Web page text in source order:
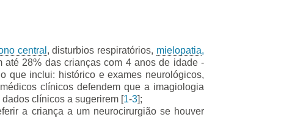
central , disturbios respiratórios, mielopatia,
até 28% das crianças com 4 anos de idade -
que inclui: histórico e exames neurológicos,
clínicos defendem que a imagiologia
clínicos a sugerirem [1-3];
a criança a um neurocirurgião se houver